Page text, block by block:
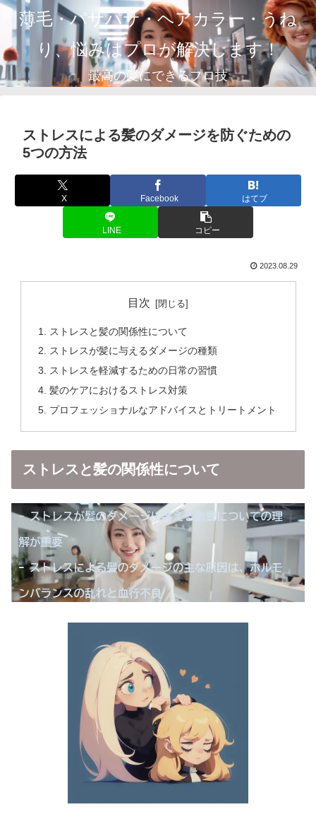
薄毛・パサパサ・ヘアカラー・うね
り、悩みはプロが解決します！
最高の髪にできるプロ技
ストレスによる髪のダメージを防ぐための
5つの方法
X Facebook はてブ
LINE コピー
2023.08.29
目次
ストレスと髪の関係性について
ストレスが髪に与えるダメージの種類
ストレスを軽減するための日常の習慣
髪のケアにおけるストレス対策
プロフェッショナルなアドバイスとトリートメント
ストレスと髪の関係性について